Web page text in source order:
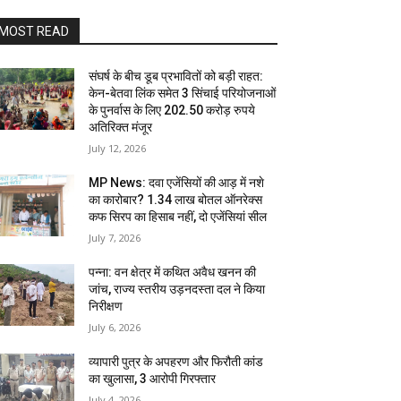
READ
संघर्ष के बीच डूब प्रभावितों को बड़ी राहत:
केन-बेतवा लिंक समेत 3 सिंचाई परियोजनाओं
के पुनर्वास के लिए 202.50 करोड़ रुपये
अतिरिक्त मंजूर
July 12, 2026
MP News: दवा एजेंसियों की आड़ में नशे
का कारोबार? 1.34 लाख बोतल ऑनरेक्स
कफ सिरप का हिसाब नहीं, दो एजेंसियां सील
July 7, 2026
पन्ना: वन क्षेत्र में कथित अवैध खनन की
जांच, राज्य स्तरीय उड़नदस्ता दल ने किया
निरीक्षण
July 6, 2026
व्यापारी पुत्र के अपहरण और फिरौती कांड
का खुलासा, 3 आरोपी गिरफ्तार